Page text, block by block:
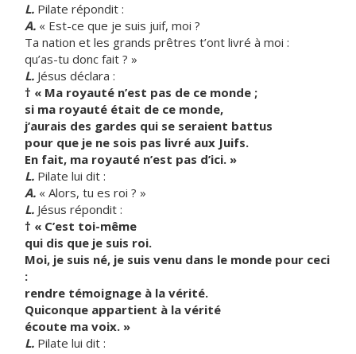
L. Pilate répondit :
A. « Est-ce que je suis juif, moi ?
Ta nation et les grands prêtres t’ont livré à moi :
qu’as-tu donc fait ? »
L. Jésus déclara :
† « Ma royauté n’est pas de ce monde ;
si ma royauté était de ce monde,
j’aurais des gardes qui se seraient battus
pour que je ne sois pas livré aux Juifs.
En fait, ma royauté n’est pas d’ici. »
L. Pilate lui dit :
A. « Alors, tu es roi ? »
L. Jésus répondit :
† « C’est toi-même
qui dis que je suis roi.
Moi, je suis né, je suis venu dans le monde pour ceci
:
rendre témoignage à la vérité.
Quiconque appartient à la vérité
écoute ma voix. »
L. Pilate lui dit :